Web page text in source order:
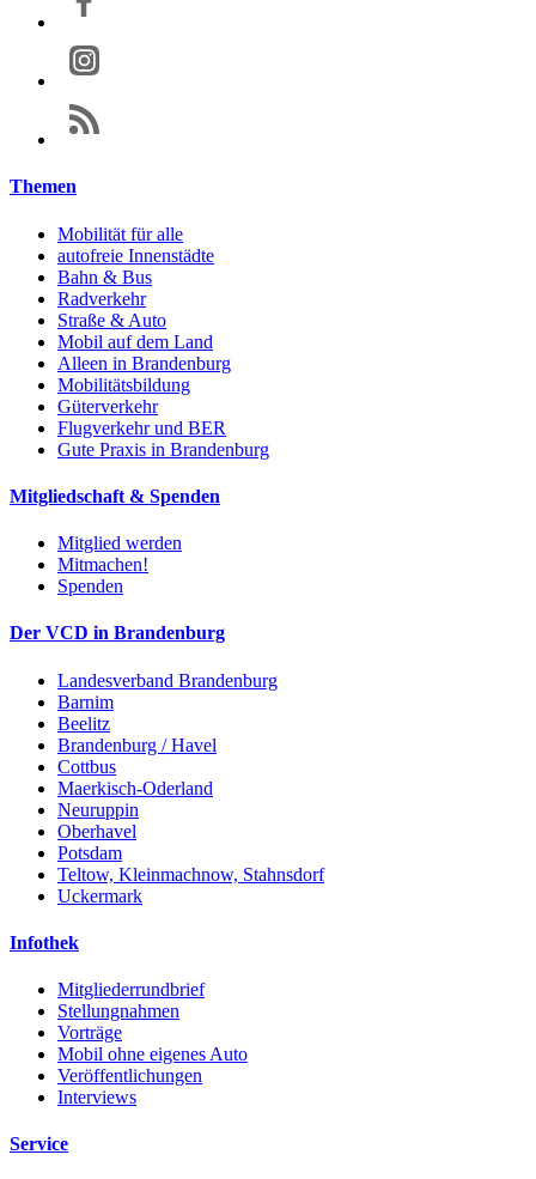
Themen
Mobilität für alle
autofreie Innenstädte
Bahn & Bus
Radverkehr
Straße & Auto
Mobil auf dem Land
Alleen in Brandenburg
Mobilitätsbildung
Güterverkehr
Flugverkehr und BER
Gute Praxis in Brandenburg
Mitgliedschaft & Spenden
Mitglied werden
Mitmachen!
Spenden
Der VCD in Brandenburg
Landesverband Brandenburg
Barnim
Beelitz
Brandenburg / Havel
Cottbus
Maerkisch-Oderland
Neuruppin
Oberhavel
Potsdam
Teltow, Kleinmachnow, Stahnsdorf
Uckermark
Infothek
Mitgliederrundbrief
Stellungnahmen
Vorträge
Mobil ohne eigenes Auto
Veröffentlichungen
Interviews
Service